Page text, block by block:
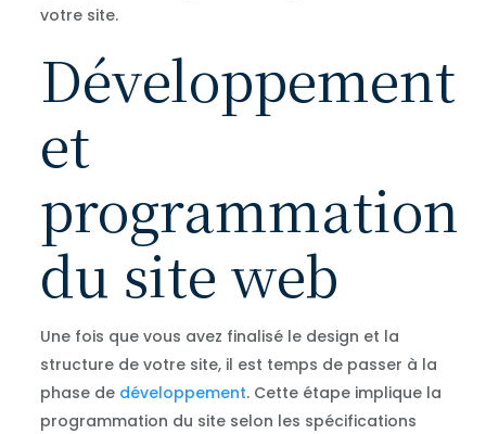
votre site.
Développement
et
programmation
du site web
Une fois que vous avez finalisé le design et la
structure de votre site, il est temps de passer à la
phase de développement. Cette étape implique la
programmation du site selon les spécifications